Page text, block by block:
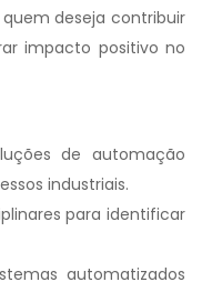
deseja contribuir
impacto positivo no
de automação
industriais.
para identificar
automatizados